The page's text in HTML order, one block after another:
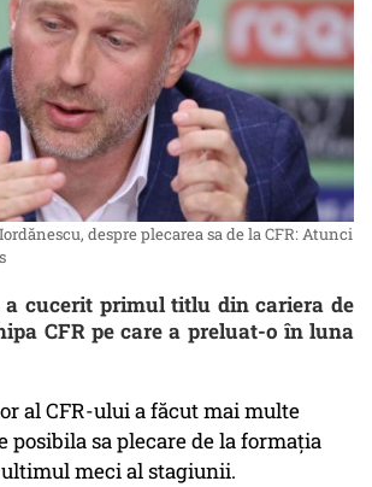
despre plecarea sa de la CFR: Atunci
a cucerit primul titlu din cariera de
CFR pe care a preluat-o în luna
al CFR-ului a făcut mai multe
posibila sa plecare de la formația
meci al stagiunii.